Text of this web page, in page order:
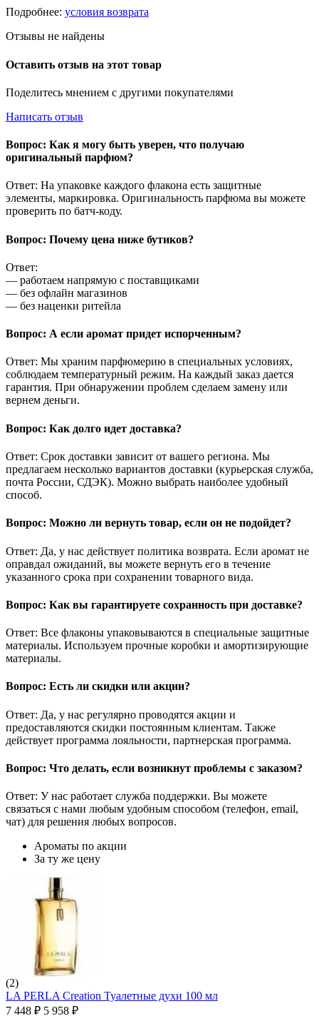
Подробнее: условия возврата
Отзывы не найдены
Оставить отзыв на этот товар
Поделитесь мнением с другими покупателями
Написать отзыв
Вопрос: Как я могу быть уверен, что получаю
оригинальный парфюм?
Ответ: На упаковке каждого флакона есть защитные
элементы, маркировка. Оригинальность парфюма вы можете
проверить по батч-коду.
Вопрос: Почему цена ниже бутиков?
Ответ:
— работаем напрямую с поставщиками
— без офлайн магазинов
— без наценки ритейла
Вопрос: А если аромат придет испорченным?
Ответ: Мы храним парфюмерию в специальных условиях,
соблюдаем температурный режим. На каждый заказ дается
гарантия. При обнаружении проблем сделаем замену или
вернем деньги.
Вопрос: Как долго идет доставка?
Ответ: Срок доставки зависит от вашего региона. Мы
предлагаем несколько вариантов доставки (курьерская служба,
почта России, СДЭК). Можно выбрать наиболее удобный
способ.
Вопрос: Можно ли вернуть товар, если он не подойдет?
Ответ: Да, у нас действует политика возврата. Если аромат не
оправдал ожиданий, вы можете вернуть его в течение
указанного срока при сохранении товарного вида.
Вопрос: Как вы гарантируете сохранность при доставке?
Ответ: Все флаконы упаковываются в специальные защитные
материалы. Используем прочные коробки и амортизирующие
материалы.
Вопрос: Есть ли скидки или акции?
Ответ: Да, у нас регулярно проводятся акции и
предоставляются скидки постоянным клиентам. Также
действует программа лояльности, партнерская программа.
Вопрос: Что делать, если возникнут проблемы с заказом?
Ответ: У нас работает служба поддержки. Вы можете
связаться с нами любым удобным способом (телефон, email,
чат) для решения любых вопросов.
Ароматы по акции
За ту же цену
(2)
LA PERLA Creation Туалетные духи 100 мл
7 448 ₽ 5 958 ₽